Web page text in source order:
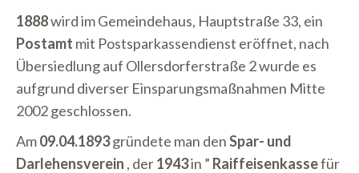
1888wird im Gemeindehaus, Hauptstraße 33, ein
Postamt mit Postsparkassendienst eröffnet, nach
Übersiedlung auf Ollersdorferstraße 2 wurde es
aufgrund diverser Einsparungsmaßnahmen Mitte
2002 geschlossen.
Am09.04.1893gründete man denSpar- und
Darlehensverein , der1943in ” Raiffeisenkassefür